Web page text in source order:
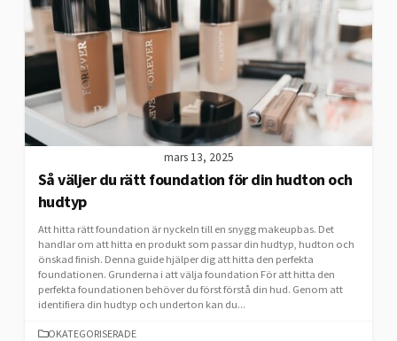
mars 13, 2025
Så väljer du rätt foundation för din hudton och
hudtyp
Att hitta rätt foundation är nyckeln till en snygg makeupbas. Det
handlar om att hitta en produkt som passar din hudtyp, hudton och
önskad finish. Denna guide hjälper dig att hitta den perfekta
foundationen. Grunderna i att välja foundation För att hitta den
perfekta foundationen behöver du först förstå din hud. Genom att
identifiera din hudtyp och underton kan du...
CATEGORIES
OKATEGORISERADE